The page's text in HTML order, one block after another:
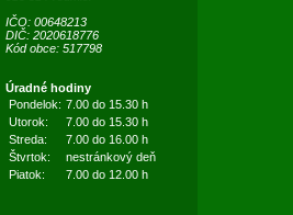
IČO: 00648213
DIČ: 2020618776
Kód obce: 517798
Úradné hodiny
Pondelok: 7.00 do 15.30 h
Utorok:
7.00 do 15.30 h
Streda:
7.00 do 16.00 h
Štvrtok:
nestránkový deň
Piatok:
7.00 do 12.00 h